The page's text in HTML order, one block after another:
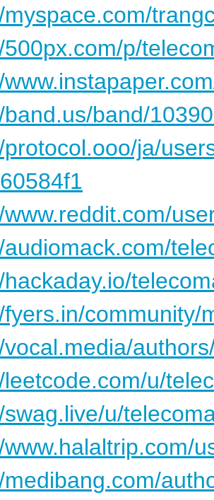
p/
band.us/band/
protocol.ooo/ja/
community/
u/
u/